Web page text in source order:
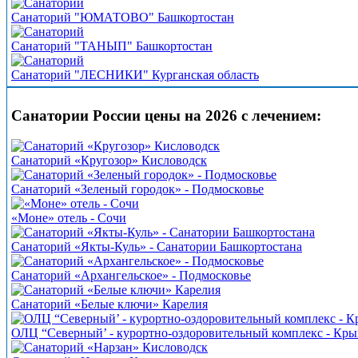
Санаторий "ЮМАТОВО" Башкортостан
Санаторий "ТАНЫП" Башкортостан
Санаторий "ЛЕСНИКИ" Курганская область
Санатории России цены на 2026 с лечением:
Санаторий «Кругозор» Кисловодск
Санаторий «Зеленый городок» - Подмосковье
«Моне» отель - Сочи
Санаторий «Якты-Куль» - Санатории Башкортостана
Санаторий «Архангельское» - Подмосковье
Санаторий «Белые ключи» Карелия
ОЛЦ “Северный’ - курортно-оздоровительный комплекс -